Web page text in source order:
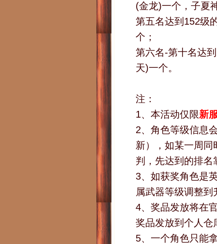
(金龙)一个，子夏
第五名达到152级
个；
第六名-第十名达
天)一个。
注：
1、本活动仅限新
2、角色等级信息
新），如某一周
判，先达到的排名
3、如获奖角色是
属武器等级调整
4、奖品发放将在
奖品发放到个人仓
5、一个角色只能